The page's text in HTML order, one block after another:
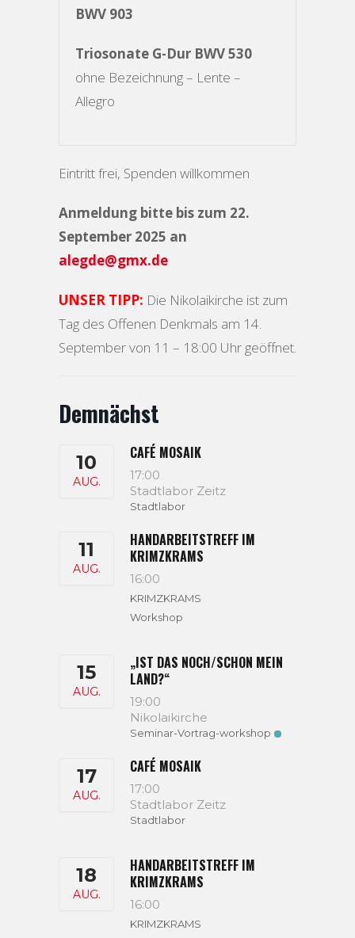
BWV 903
Triosonate G-Dur BWV 530
ohne Bezeichnung – Lente –
Allegro
Eintritt frei, Spenden willkommen
Anmeldung bitte bis zum 22.
September 2025 an
alegde@gmx.de
UNSER TIPP: Die Nikolaikirche ist zum
Tag des Offenen Denkmals am 14.
September von 11 – 18:00 Uhr geöffnet.
Demnächst
10
AUG.
CAFÉ MOSAIK
17:00
Stadtlabor Zeitz
Stadtlabor
11
AUG.
HANDARBEITSTREFF IM
KRIMZKRAMS
16:00
KRIMZKRAMS
Workshop
15
AUG.
„IST DAS NOCH/SCHON MEIN
LAND?“
19:00
Nikolaikirche
Seminar-Vortrag-workshop
17
AUG.
CAFÉ MOSAIK
17:00
Stadtlabor Zeitz
Stadtlabor
18
AUG.
HANDARBEITSTREFF IM
KRIMZKRAMS
16:00
KRIMZKRAMS